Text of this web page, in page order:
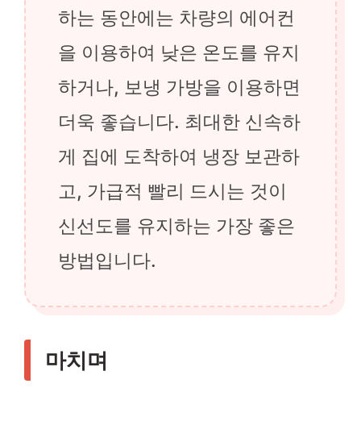
하는 동안에는 차량의 에어컨
을 이용하여 낮은 온도를 유지
하거나, 보냉 가방을 이용하면
더욱 좋습니다. 최대한 신속하
게 집에 도착하여 냉장 보관하
고, 가급적 빨리 드시는 것이
신선도를 유지하는 가장 좋은
방법입니다.
마치며